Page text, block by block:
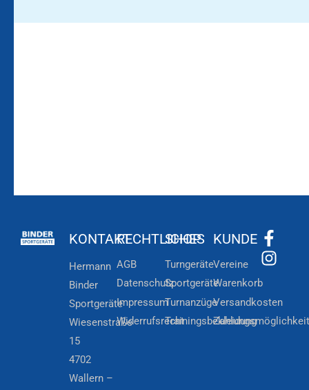
KONTAKT
Hermann
Binder
Sportgeräte
Wiesenstraße
15
4702
Wallern –
RECHTLICHES
AGB
Datenschutz
Impressum
Widerrufsrecht
SHOP
Turngeräte
Sportgeräte
Turnanzüge
Trainingsbekleidung
KUNDE
Vereine
Warenkorb
Versandkosten